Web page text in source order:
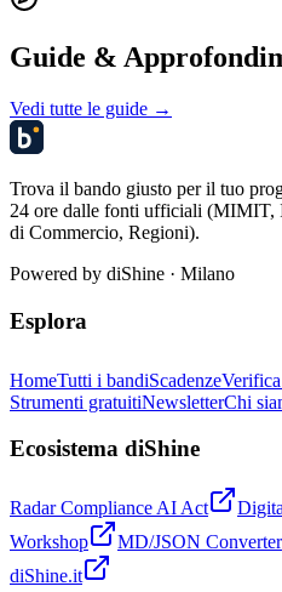
Guide &
Vedi tutte le guide →
Trova il bando giusto per il tuo
24 ore dalle fonti ufficiali (MIMIT,
di Commercio, Regioni).
Powered by diShine · Milano
Esplora
HomeTutti i bandiScadenze
Strumenti gratuitiNewsletterChi
Ecosistema diShine
Radar Compliance AI Act
Workshop
MD/JSON Converter
diShine.it